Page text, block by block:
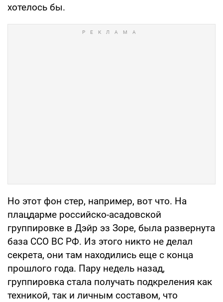
хотелось бы.
Но этот фон стер, например, вот что. На
плацдарме российско-асадовской
группировке в Дэйр эз Зоре, была развернута
база ССО ВС РФ. Из этого никто не делал
секрета, они там находились еще с конца
прошлого года. Пару недель назад,
группировка стала получать подкреления как
техникой, так и личным составом, что